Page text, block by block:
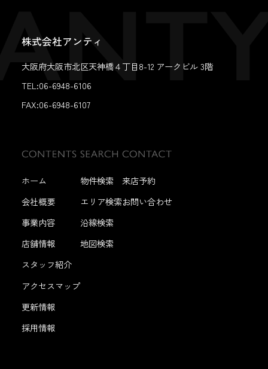
株式会社アンティ
大阪府大阪市北区天神橋４丁目8-12 アークビル 3階
TEL:06-6948-6106
FAX:06-6948-6107
ホーム
会社概要
事業内容
店舗情報
スタッフ紹介
アクセスマップ
更新情報
採用情報
物件検索
エリア検索
沿線検索
地図検索
来店予約
お問い合わせ